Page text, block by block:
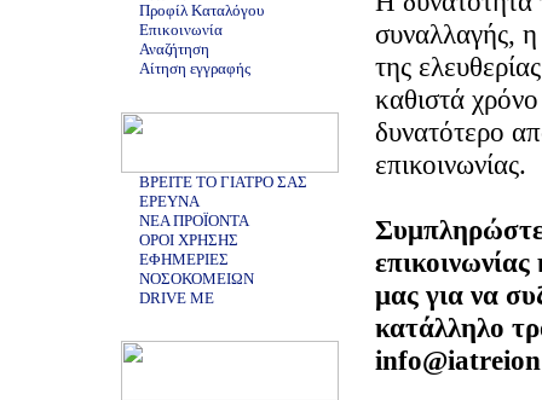
Προφίλ Καταλόγου
Επικοινωνία
Αναζήτηση
Αίτηση εγγραφής
ΒΡΕΙΤΕ ΤΟ ΓΙΑΤΡΟ ΣΑΣ
ΕΡΕΥΝΑ
ΝΕΑ ΠΡΟΪΟΝΤΑ
ΟΡΟΙ ΧΡΗΣΗΣ
ΕΦΗΜΕΡΙΕΣ
ΝΟΣΟΚΟΜΕΙΩΝ
DRIVE ME
συναλλαγής,
της
καθιστά
δυνατότερο
επικοινωνίας.
μας για να
κατάλληλο